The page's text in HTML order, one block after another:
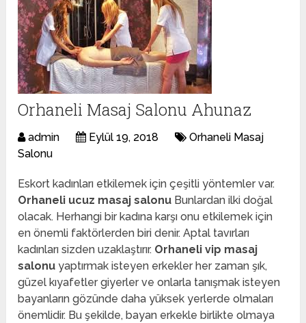
Orhaneli Masaj Salonu Ahunaz
admin Eylül 19, 2018
Orhaneli Masaj
Salonu
Eskort kadınları etkilemek için çeşitli yöntemler var.
Orhaneli ucuz masaj salonu Bunlardan ilki doğal
olacak. Herhangi bir kadına karşı onu etkilemek için
en önemli faktörlerden biri denir. Aptal tavırları
kadınları sizden uzaklaştırır. Orhaneli vip masaj
salonu yaptırmak isteyen erkekler her zaman şık,
güzel kıyafetler giyerler ve onlarla tanışmak isteyen
bayanların gözünde daha yüksek yerlerde olmaları
önemlidir. Bu şekilde, bayan erkekle birlikte olmaya